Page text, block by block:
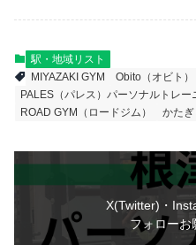
駅・地域リスト
MIYAZAKI GYM
Obito（オビト）
PALES（パレス）パーソナルトレー
ROAD GYM（ロードジム）
かた
X(Twitter)・
フォローお